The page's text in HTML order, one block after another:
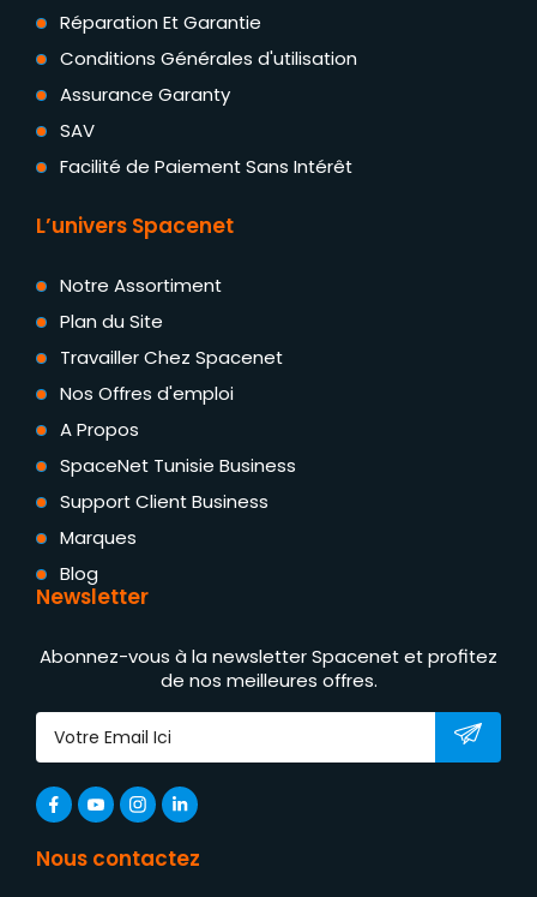
Réparation Et Garantie
Conditions Générales d'utilisation
Assurance Garanty
SAV
Facilité de Paiement Sans Intérêt
L’univers Spacenet
Notre Assortiment
Plan du Site
Travailler Chez Spacenet
Nos Offres d'emploi
A Propos
SpaceNet Tunisie Business
Support Client Business
Marques
Blog
Newsletter
Abonnez-vous à la newsletter Spacenet et profitez
de nos meilleures offres.
Nous contactez